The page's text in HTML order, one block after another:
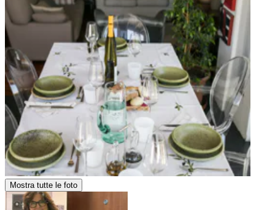
Mostra tutte le foto